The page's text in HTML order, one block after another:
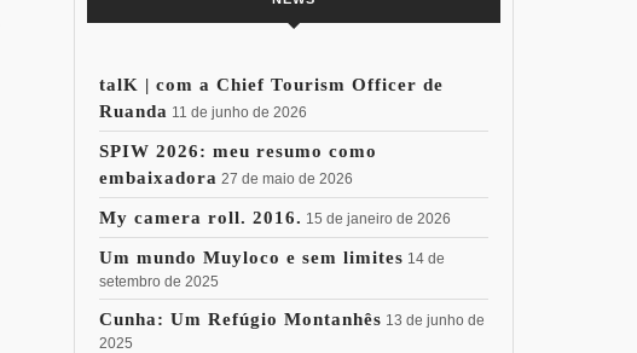
talK | com a Chief Tourism Officer de
Ruanda 11 de junho de 2026
SPIW 2026: meu resumo como
embaixadora 27 de maio de 2026
My camera roll. 2016. 15 de janeiro de 2026
Um mundo Muyloco e sem limites 14 de
setembro de 2025
Cunha: Um Refúgio Montanhês 13 de junho de
2025